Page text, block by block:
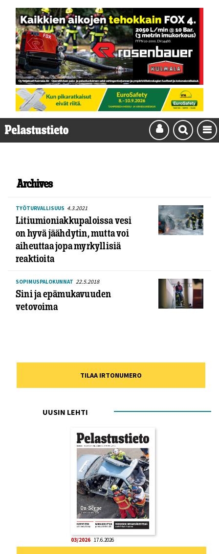
Archives
TYÖTURVALLISUUS 4.3.2021
Litiumioniakkupaloissa vesi
on hyvä jäähdytin, mutta voi
aiheuttaa jopa myrkyllisiä
reaktioita
SOPIMUSPALOKUNNAT 22.5.2018
Sini ja epämukavuuden
vetovoima
TILAA IRTONUMERO
UUSIN LEHTI
03/2026 17.6.2026